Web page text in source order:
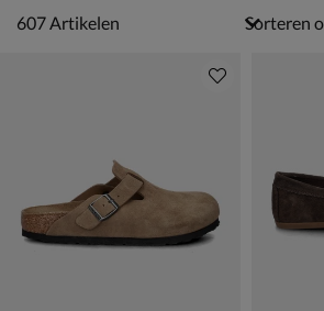
607 artikelen
607Artikelen Sorteren